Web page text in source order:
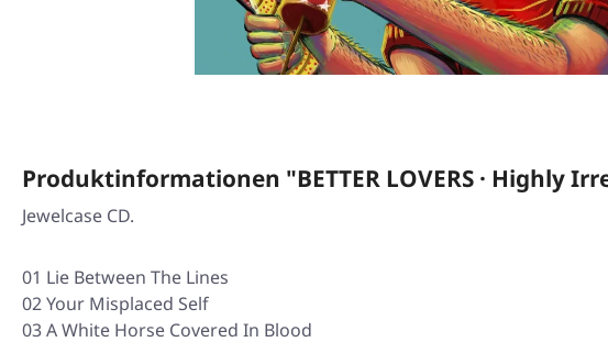
Produktinformationen "BETTER LOVERS · Highly
Jewelcase CD.
01 Lie Between The Lines
02 Your Misplaced Self
03 A White Horse Covered In Blood